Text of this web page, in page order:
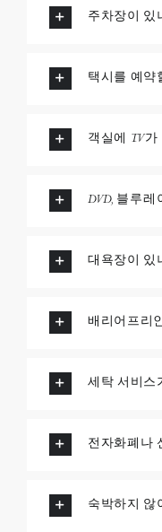
주차장이 있
택시를 예약
객실에 TV가
DVD, 블루
대욕장이 있
배리어프리
세탁 서비스
전자화폐나
숙박하지 않